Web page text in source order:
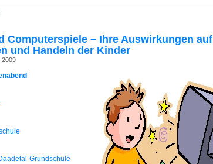
Computerspiele – Ihre Auswirkungen auf
und Handeln der Kinder
2009
Grundschule